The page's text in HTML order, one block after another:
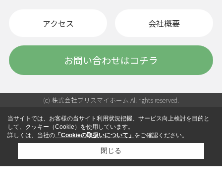
アクセス 会社概要
お問い合わせはコチラ
(c) 株式会社ブリスマイホーム All rights reserved.
当サイトでは、お客様の当サイト利用状況把握、サービス向上検討を目的と
して、クッキー（Cookie）を使用しています。
詳しくは、当社の 「Cookieの取扱いについて」 をご確認ください。
閉じる